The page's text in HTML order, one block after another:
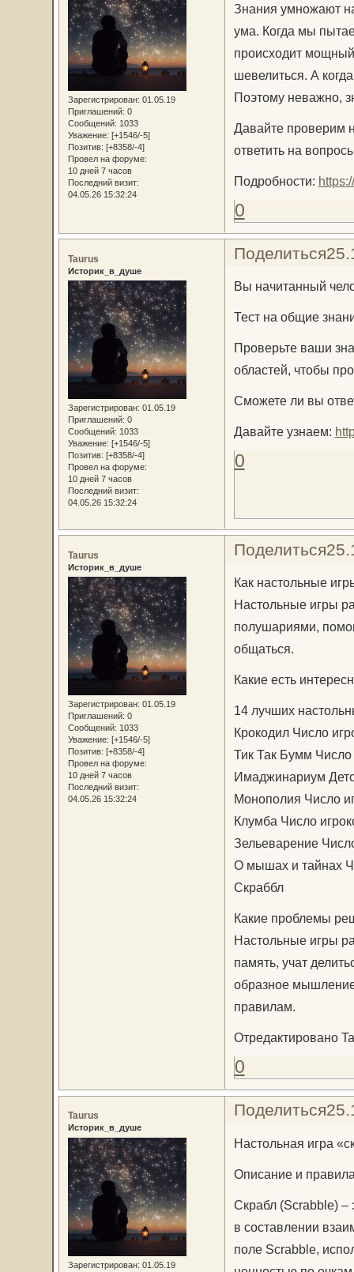
Зарегистрирован: 01.05.19
Приглашений: 0
Сообщений: 1033
Уважение: [+1546/-5]
Позитив: [+8358/-4]
Провел на форуме:
10 дней 7 часов
Последний визит:
04.05.26 15:32:24
Знания умножают
ума. Когда мы
происходит
шевелиться. А
Поэтому неважно,
Давайте проверим
ответить на
Подробности:
0
Поделиться
Taurus
Историк_в_душе
Зарегистрирован: 01.05.19
Приглашений: 0
Сообщений: 1033
Уважение: [+1546/-5]
Позитив: [+8358/-4]
Провел на форуме:
10 дней 7 часов
Последний визит:
04.05.26 15:32:24
Вы начитанный
Тест на общие
Проверьте ваши
областей, чтобы
Сможете ли вы
Давайте узнаем:
0
Поделиться
Taurus
Историк_в_душе
Зарегистрирован: 01.05.19
Приглашений: 0
Сообщений: 1033
Уважение: [+1546/-5]
Позитив: [+8358/-4]
Провел на форуме:
10 дней 7 часов
Последний визит:
04.05.26 15:32:24
Как настольные
Настольные игры
полушариями,
общаться.
Какие есть
14 лучших
Крокодил Число
Тик Так Бумм Число
Имаджинариум
Монополия Число
Клумба Число
Зельеварение
О мышах и тайнах
Скраббл
Какие проблемы
Настольные игры
память, учат
образное
правилам.
Отредактировано
0
Поделиться
Taurus
Историк_в_душе
Зарегистрирован: 01.05.19
Настольная игра
Описание и
Скрабл (Scrabble) –
в составлении
поле Scrabble,